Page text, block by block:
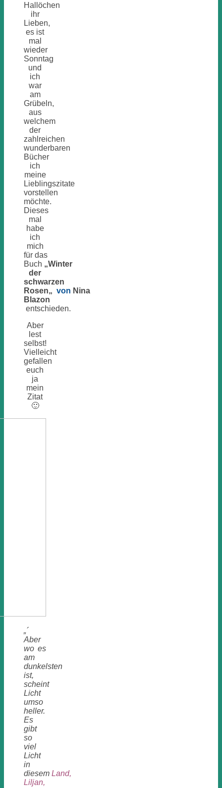
Hallöchen
ihr
Lieben,
es ist
mal
wieder
Sonntag
und
ich
war
am
Grübeln,
aus
welchem
der
zahlreichen
wunderbaren
Bücher
ich
meine
Lieblingszitate
vorstellen
möchte.
Dieses
mal
habe
ich
mich
für das
Buch „Winter
der
schwarzen
Rosen„ von Nina
Blazon
entschieden.
Aber
lest
selbst!
Vielleicht
gefallen
euch
ja
mein
Zitat
🙂
„´
Aber
wo es
am
dunkelsten
ist,
scheint
Licht
umso
heller.
Es
gibt
so
viel
Licht
in
diesem Land,
Liljan,